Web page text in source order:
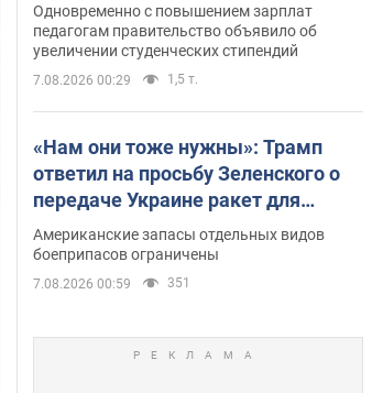
Одновременно с повышением зарплат
педагогам правительство объявило об
увеличении студенческих стипендий
7.08.2026 00:29 1,5 т.
«Нам они тоже нужны»: Трамп
ответил на просьбу Зеленского о
передаче Украине ракет для
Patriot
Американские запасы отдельных видов
боеприпасов ограничены
7.08.2026 00:59 351